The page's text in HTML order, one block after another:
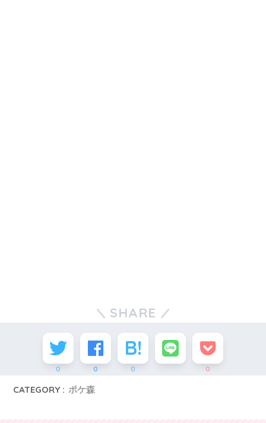
SHARE
0 0 0 0
CATEGORY : ポケ森